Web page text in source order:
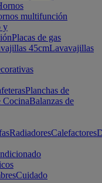
multifunción
y
Placas de gas
45cmLavavajillas
Planchas de
CocinaBalanzas de
RadiadoresCalefactores
Cuidado